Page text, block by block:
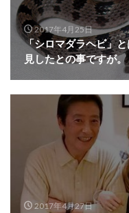
2017年4月25日
「シロマダラヘビ」
見したとの事ですが。
2017年4月27日